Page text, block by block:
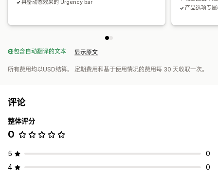
具备动态效果的 Urgency bar
产品选项专
包含自动翻译的文本 显示原文
所有费用均以USD结算。 定期费用和基于使用情况的费用每 30 天收取一次。
评论
整体评分
0
5
0
4
0